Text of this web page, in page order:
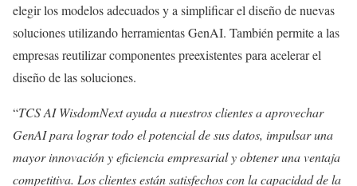
elegir los modelos adecuados y a simplificar el diseño de nuevas
soluciones utilizando herramientas GenAI. También permite a las
empresas reutilizar componentes preexistentes para acelerar el
diseño de las soluciones.
“TCS AI WisdomNext ayuda a nuestros clientes a aprovechar
GenAI para lograr todo el potencial de sus datos, impulsar una
mayor innovación y eficiencia empresarial y obtener una ventaja
competitiva. Los clientes están satisfechos con la capacidad de la